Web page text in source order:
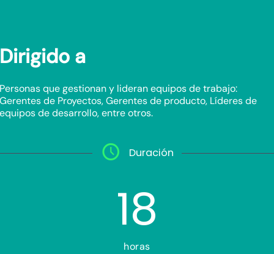
Dirigido a
Personas que gestionan y lideran equipos de trabajo:
Gerentes de Proyectos, Gerentes de producto, Líderes de
equipos de desarrollo, entre otros.
Duración
18
horas